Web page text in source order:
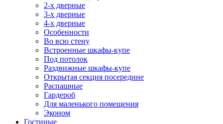
2-х дверные
3-х дверные
4-х дверные
Особенности
Во всю стену
Встроенные шкафы-купе
Под потолок
Раздвижные шкафы-купе
Открытая секция посередине
Распашные
Гардероб
Для маленького помещения
Эконом
Гостиные